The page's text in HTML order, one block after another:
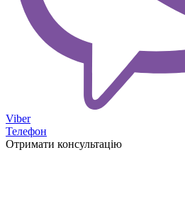
Viber
Телефон
Отримати консультацію